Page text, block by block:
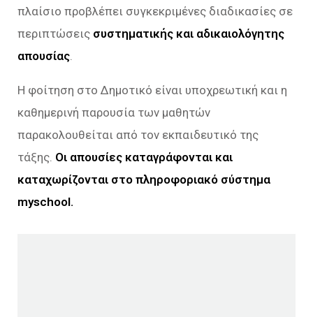
πλαίσιο προβλέπει συγκεκριμένες διαδικασίες σε
περιπτώσεις συστηματικής και αδικαιολόγητης
απουσίας
Η φοίτηση στο Δημοτικό είναι υποχρεωτική και η
καθημερινή παρουσία των μαθητών
παρακολουθείται από τον εκπαιδευτικό της
τάξης. Οι απουσίες καταγράφονται και
καταχωρίζονται στο πληροφοριακό σύστημα
myschool.